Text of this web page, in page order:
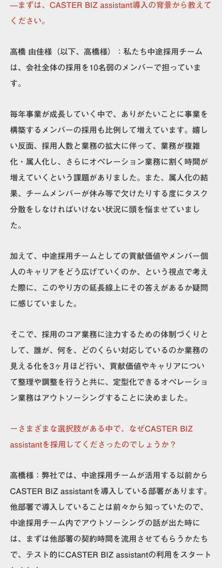
—まずは、CASTER BIZ assistant導入の背景から教えて
ください。
高橋 由佳様（以下、高橋様）： 私たち中途採用チーム
は、会社全体の採用を10名弱のメンバーで担っていま
す。
毎年事業が成長していく中で、ありがたいことに事業を
構築するメンバーの採用も比例して増えています。嬉し
い反面、採用人数と業務の拡大に伴って、 業務が複雑
化・属人化し、さらにオペレーション業務に割く時間が
増えていく という課題がありました。また、属人化の結
果、チームメンバーが休み等で欠けたりする度にタスク
分散をしなければいけない状況に頭を悩ませていまし
た。
加えて、中途採用チームとしての貢献価値やメンバー個
人のキャリアをどう広げていくのか、という視点で考え
た際に、このやり方の延長線上にその答えがあるか疑問
に感じていました。
そこで、採用のコア業務に注力するための体制づくりと
して、誰が、何を、どのくらい対応しているのか業務の
見える化を3ヶ月ほど行い、貢献価値やキャリアについ
て整理や調整を行うと共に、定型化できるオペレーショ
ン業務はアウトソーシングすることに決めました。
ーさまざまな選択肢がある中で、なぜCASTER BIZ
assistantを採用してくださったのでしょうか？
高橋様： 弊社では、中途採用チームが活用する以前から
CASTER BIZ assistantを導入している部署があります。
他部署で導入していることは前々から知っていたので、
中途採用チーム内でアウトソーシングの話が出た時に
は、まずは他部署の契約時間を流用させてもらうかたち
で、テスト的にCASTER BIZ assistantの利用をスタート